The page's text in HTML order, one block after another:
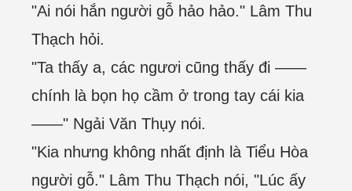
"Ai nói hắn người gỗ hảo hảo." Lâm Thu
Thạch hỏi.
"Ta thấy a, các ngươi cũng thấy đi ——
chính là bọn họ cầm ở trong tay cái kia
——" Ngải Văn Thụy nói.
"Kia nhưng không nhất định là Tiểu Hòa
người gỗ." Lâm Thu Thạch nói, "Lúc ấy